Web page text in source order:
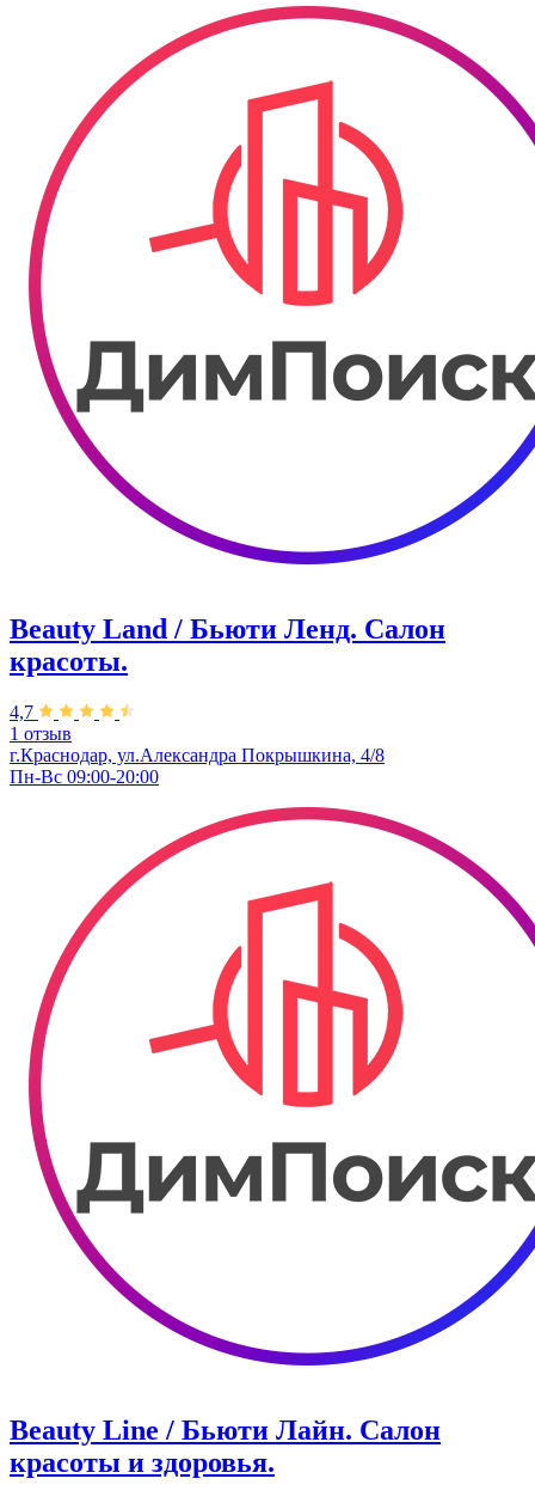
Beauty Land / Бьюти Ленд. Салон
красоты.
4,7
1 отзыв
г.Краснодар, ул.Александра Покрышкина, 4/8
Пн-Вс 09:00-20:00
Beauty Line / Бьюти Лайн. Салон
красоты и здоровья.